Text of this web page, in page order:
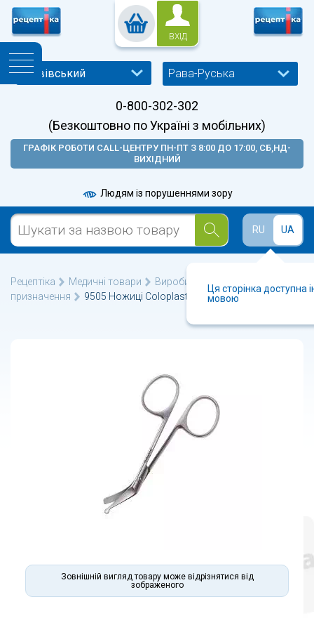
ВХІД
Рава-Руська
0-800-302-302
(Безкоштовно по Україні з мобільних)
ГРАФІК РОБОТИ CALL-ЦЕНТРУ ПН-ПТ З 8:00 ДО 17:00, СБ,НД-
ВИХІДНИЙ
Людям із порушеннями зору
RU UA
Ця сторінка доступна
мовою
Рецептіка Медичні товари
Вироби медичного
призначення
9505 Ножиці Coloplast №1
Зовнішній вигляд товару може відрізнятися від
зображеного